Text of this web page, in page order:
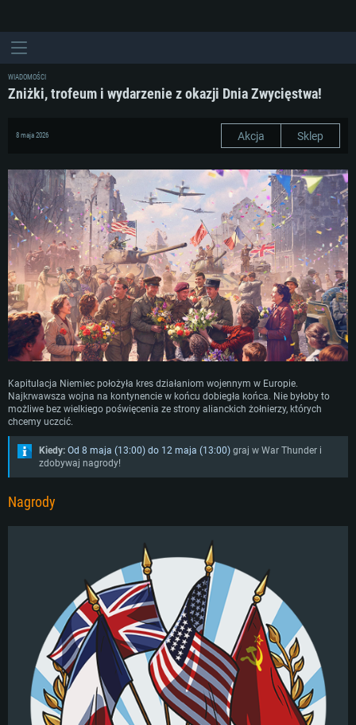
WIADOMOŚCI
Zniżki, trofeum i wydarzenie z okazji Dnia Zwycięstwa!
8 maja 2026 Akcja Sklep
Kapitulacja Niemiec położyła kres działaniom wojennym w Europie.
Najkrwawsza wojna na kontynencie w końcu dobiegła końca. Nie byłoby to
możliwe bez wielkiego poświęcenia ze strony alianckich żołnierzy, których
chcemy uczcić.
Kiedy: Od 8 maja (13:00) do 12 maja (13:00) graj w War Thunder i
zdobywaj nagrody!
Nagrody